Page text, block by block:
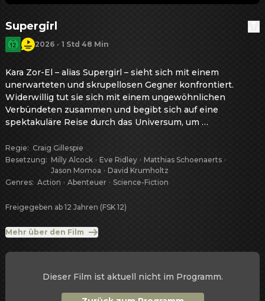
Supergirl
2026 · 1 Std 48 Min
Kara Zor-El – alias Supergirl – sieht sich mit einem
unerwarteten und skrupellosen Gegner konfrontiert.
Widerwillig tut sie sich mit einem ungewöhnlichen
Verbündeten zusammen und begibt sich auf eine
spektakuläre Reise durch das Universum, um
Regie: Craig Gillespie
Besetzung: Milly Alcock · Eve Ridley · Matthias Schoenaerts ·
Jason Momoa · David Krumholtz
Genres: Action · Abenteuer · Science-Fiction
Freigegeben ab 12 Jahren (FSK 12)
Mehr über den Film
Dieser Film ist aktuell nicht im Programm.